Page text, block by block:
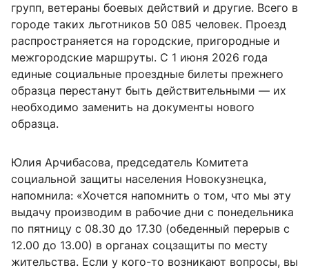
групп, ветераны боевых действий и другие. Всего в
городе таких льготников 50 085 человек. Проезд
распространяется на городские, пригородные и
межгородские маршруты. С 1 июня 2026 года
единые социальные проездные билеты прежнего
образца перестанут быть действительными — их
необходимо заменить на документы нового
образца.
Юлия Арчибасова, председатель Комитета
социальной защиты населения Новокузнецка,
напомнила: «Хочется напомнить о том, что мы эту
выдачу производим в рабочие дни с понедельника
по пятницу с 08.30 до 17.30 (обеденный перерыв с
12.00 до 13.00) в органах соцзащиты по месту
жительства. Если у кого-то возникают вопросы, вы